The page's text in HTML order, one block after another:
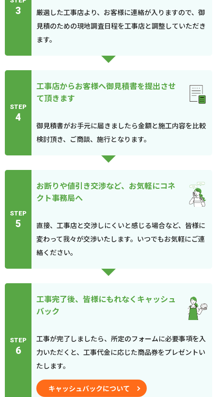
3
厳選した工事店より、お客様に連絡が入りますので、御
見積のための現地調査日程を工事店と調整していただき
ます。
STEP
4
工事店からお客様へ御見積書を提出させ
て頂きます
御見積書がお手元に届きましたら金額と施工内容を比較
検討頂き、ご商談、施行となります。
STEP
5
お断りや値引き交渉など、お気軽にコネ
クト事務局へ
直接、工事店と交渉しにくいと感じる場合など、皆様に
変わって我々が交渉いたします。いつでもお気軽にご連
絡ください。
STEP
6
工事完了後、皆様にもれなくキャッシュ
バック
工事が完了しましたら、所定のフォームに必要事項を入
力いただくと、工事代金に応じた商品券をプレゼントい
たします。
キャッシュバックについて